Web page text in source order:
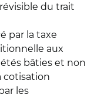
du trait
par la taxe
aux
bâties et non
cotisation
les